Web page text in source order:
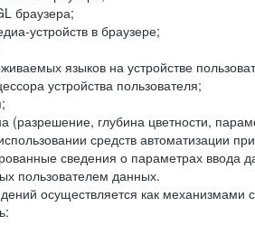
браузера;
устройств в браузере;
языков на устройстве
устройства пользователя;
(разрешение, глубина цветности,
средств автоматизации
сведения о параметрах ввода
пользователем данных.
осуществляется как